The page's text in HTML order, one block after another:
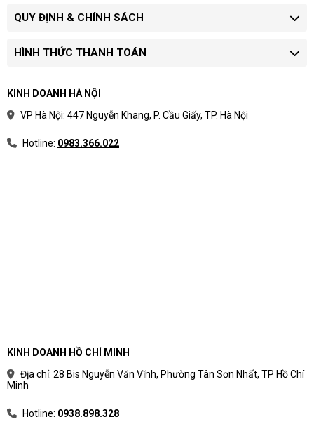
QUY ĐỊNH & CHÍNH SÁCH
HÌNH THỨC THANH TOÁN
KINH DOANH HÀ NỘI
VP Hà Nội: 447 Nguyễn Khang, P. Cầu Giấy, TP. Hà Nội
Hotline: 0983.366.022
KINH DOANH HỒ CHÍ MINH
Địa chỉ: 28 Bis Nguyễn Văn Vĩnh, Phường Tân Sơn Nhất, TP Hồ Chí
Minh
Hotline: 0938.898.328